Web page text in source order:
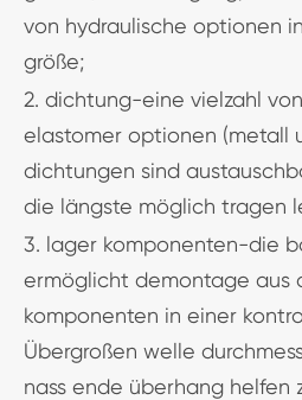
von hydraulische optionen
größe;
2. dichtung-eine vielzahl
elastomer optionen (metall
dichtungen sind
die längste möglich tragen
3. lager komponenten-die
ermöglicht demontage aus
komponenten in einer
Übergroßen welle
nass ende überhang helfen